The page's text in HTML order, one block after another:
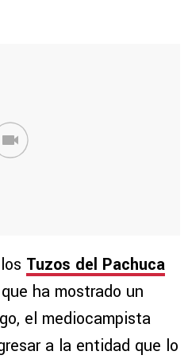
los Tuzos del Pachuca
ha mostrado un
el mediocampista
a la entidad que lo